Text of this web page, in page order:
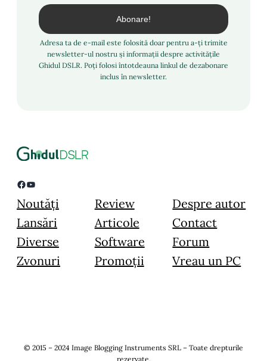
Adresa ta de e-mail este folosită doar pentru a-ți trimite
newsletter-ul nostru și informații despre activitățile
Ghidul DSLR. Poți folosi întotdeauna linkul de dezabonare
inclus în newsletter.
Facebook YouTube
Noutăți
Lansări
Diverse
Zvonuri
Review
Articole
Software
Promoții
Despre autor
Contact
Forum
Vreau un PC
© 2015 – 2024 Image Blogging Instruments SRL – Toate drepturile
rezervate.